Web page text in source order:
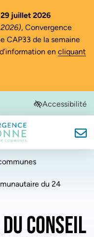
juillet 2026
, Convergence
CAP33 de la semaine
en cliquant
onglet)
nouvel onglet)Accessibilité
Garonne
du 24
CONSEIL